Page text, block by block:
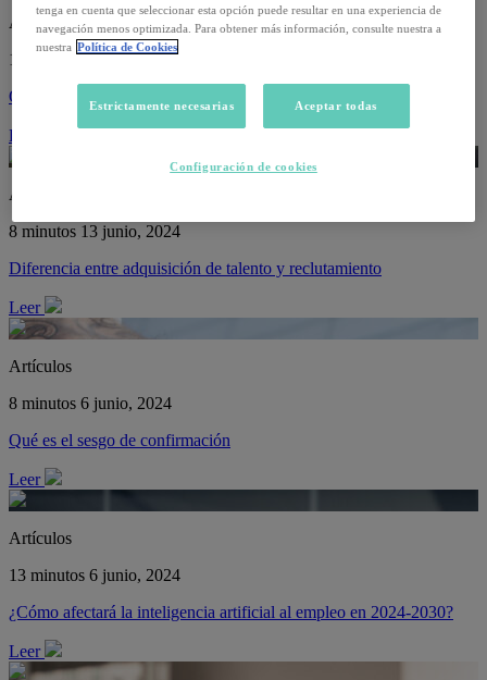
Artículos
10 minutos 13 junio, 2024
Qué son las pruebas de Caja Gris
Leer
Artículos
8 minutos 13 junio, 2024
Diferencia entre adquisición de talento y reclutamiento
Leer
Artículos
8 minutos 6 junio, 2024
Qué es el sesgo de confirmación
Leer
Artículos
13 minutos 6 junio, 2024
¿Cómo afectará la inteligencia artificial al empleo en 2024-2030?
Leer
tenga en cuenta que seleccionar esta opción puede resultar en una experiencia de
navegación menos optimizada. Para obtener más información, consulte nuestra a
nuestra Política de Cookies
Estrictamente necesarias Aceptar todas
Configuración de cookies